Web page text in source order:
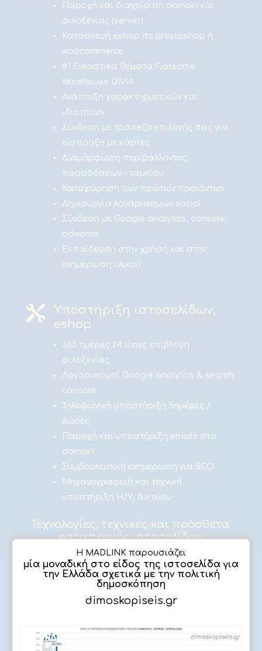
Παροχή και διαχείριση domain και
φιλοξενιας (server)
Κατασκευή eshop σε prestashop ή
woocommerce
#1 Εικαστικά θέματα Flatsome
Warehouse DIVI4
Ανάπτυξη χαρακτηριστικών και
ιδιοτήτων
Σύνδεση με τράπεζα επιλογής σας για
είσπραξη με κάρτες
Διαμόρφωση περιβάλλοντος
παραδόσεων – ταμείου
Καταχώρηση των πρώτων προιόντων
Δημιουργία λογαριασμών social
Σύνδεση με Google analytics, console,
adwords
Εκπαίδευση στην χρήση και στην
ενημέρωση υλικού

Υποστήριξη ιστοσελίδων,
eshop
365 ημέρες 24 ώρες επίβλεψη
φιλοξενίας
Λογαριασμοί Google analytics & search
console
Τηλεφωνική υποστήριξη 5ημέρες /
8ώρες
Παροχή και υποστήριξη emails στο
domain
Συμβουλευτική ενημέρωση για SEO
Μηχανογραφική και τεχνική
υποστήριξη Η/Υ, δικτύου
Τεχνολογίες, τεχνικές και πρόσθετα
κατασκευής ιστοσελίδων
Η MADLINK παρουσιάζει
μία μοναδική στο είδος της ιστοσελίδα για
την Ελλάδα σχετικά με την πολιτική
δημοσκόπηση
dimoskopiseis.gr